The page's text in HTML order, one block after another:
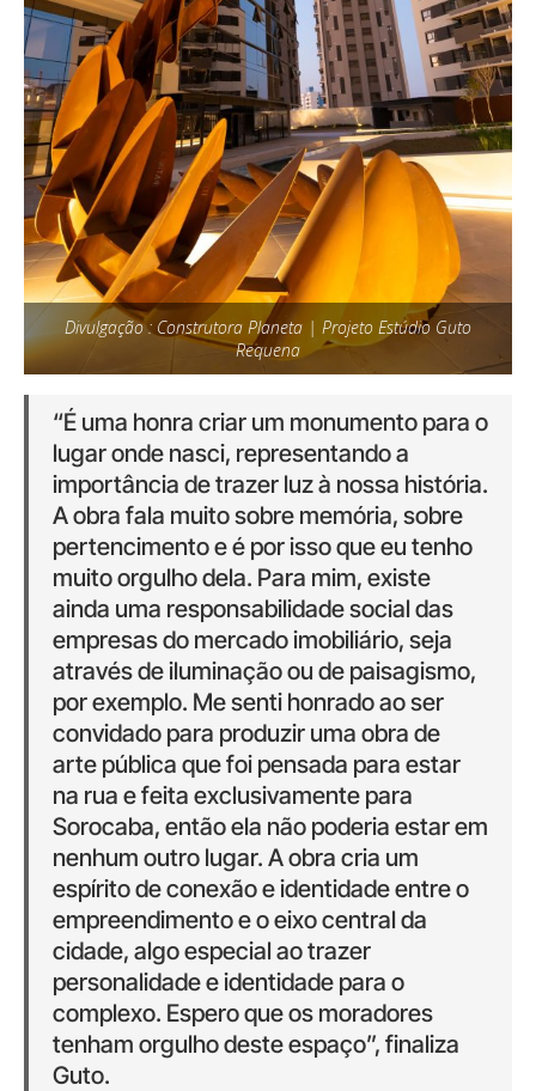
Divulgação : Construtora Planeta | Projeto Estúdio Guto
Requena
“É uma honra criar um monumento para o
lugar onde nasci, representando a
importância de trazer luz à nossa história.
A obra fala muito sobre memória, sobre
pertencimento e é por isso que eu tenho
muito orgulho dela. Para mim, existe
ainda uma responsabilidade social das
empresas do mercado imobiliário, seja
através de iluminação ou de paisagismo,
por exemplo. Me senti honrado ao ser
convidado para produzir uma obra de
arte pública que foi pensada para estar
na rua e feita exclusivamente para
Sorocaba, então ela não poderia estar em
nenhum outro lugar. A obra cria um
espírito de conexão e identidade entre o
empreendimento e o eixo central da
cidade, algo especial ao trazer
personalidade e identidade para o
complexo. Espero que os moradores
tenham orgulho deste espaço”, finaliza
Guto.